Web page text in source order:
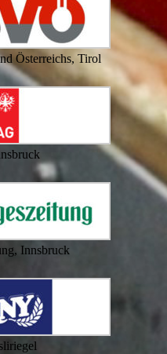
Österreichs, Tirol
Innsbruck